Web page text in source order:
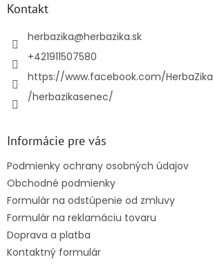
Kontakt
herbazika@herbazika.sk
+421911507580
https://www.facebook.com/HerbaZika
/herbazikasenec/
Informácie pre vás
Podmienky ochrany osobných údajov
Obchodné podmienky
Formulár na odstúpenie od zmluvy
Formulár na reklamáciu tovaru
Doprava a platba
Kontaktný formulár